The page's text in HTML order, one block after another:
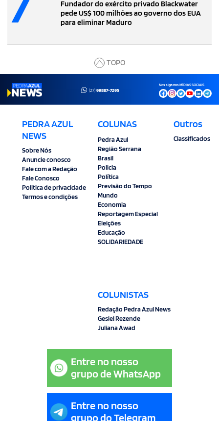
Fundador do exército privado Blackwater
pede US$ 100 milhões ao governo dos EUA
para eliminar Maduro
TOPO
(27)99887-7295
Nos siga nas MÍDIAS SOCIAIS
PEDRA AZUL
NEWS
Sobre Nós
Anuncie conosco
Fale com a Redação
Fale Conosco
Politica de privacidade
Termos e condições
COLUNAS
Pedra Azul
Região Serrana
Brasil
Polícia
Política
Previsão do Tempo
Mundo
Economia
Reportagem Especial
Eleições
Educação
SOLIDARIEDADE
COLUNISTAS
Redação Pedra Azul News
Gesiel Rezende
Juliana Awad
Outros
Classificados
Entre no nosso
grupo de WhatsApp
Entre no nosso
grupo do Telegram